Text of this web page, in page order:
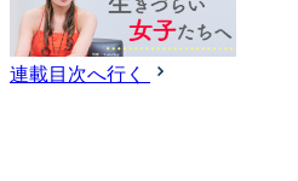
連載目次へ行く